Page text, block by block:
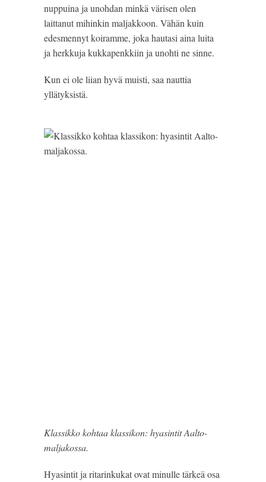
nuppuina ja unohdan minkä värisen olen
laittanut mihinkin maljakkoon. Vähän kuin
edesmennyt koiramme, joka hautasi aina luita
ja herkkuja kukkapenkkiin ja unohti ne sinne.
Kun ei ole liian hyvä muisti, saa nauttia
yllätyksistä.
Klassikko kohtaa klassikon: hyasintit Aalto-
maljakossa.
Hyasintit ja ritarinkukat ovat minulle tärkeä osa